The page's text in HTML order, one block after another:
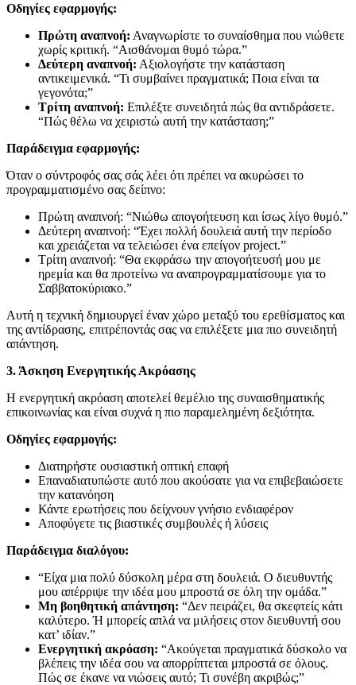
Οδηγίες εφαρμογής:
Πρώτη αναπνοή: Αναγνωρίστε το συναίσθημα που νιώθετε
χωρίς κριτική. “Αισθάνομαι θυμό τώρα.”
Δεύτερη αναπνοή: Αξιολογήστε την κατάσταση
αντικειμενικά. “Τι συμβαίνει πραγματικά; Ποια είναι τα
γεγονότα;”
Τρίτη αναπνοή: Επιλέξτε συνειδητά πώς θα αντιδράσετε.
“Πώς θέλω να χειριστώ αυτή την κατάσταση;”
Παράδειγμα εφαρμογής:
Όταν ο σύντροφός σας σάς λέει ότι πρέπει να ακυρώσει το
προγραμματισμένο σας δείπνο:
Πρώτη αναπνοή: “Νιώθω απογοήτευση και ίσως λίγο θυμό.”
Δεύτερη αναπνοή: “Έχει πολλή δουλειά αυτή την περίοδο
και χρειάζεται να τελειώσει ένα επείγον project.”
Τρίτη αναπνοή: “Θα εκφράσω την απογοήτευσή μου με
ηρεμία και θα προτείνω να αναπρογραμματίσουμε για το
Σαββατοκύριακο.”
Αυτή η τεχνική δημιουργεί έναν χώρο μεταξύ του ερεθίσματος και
της αντίδρασης, επιτρέποντάς σας να επιλέξετε μια πιο συνειδητή
απάντηση.
3. Άσκηση Ενεργητικής Ακρόασης
Η ενεργητική ακρόαση αποτελεί θεμέλιο της συναισθηματικής
επικοινωνίας και είναι συχνά η πιο παραμελημένη δεξιότητα.
Οδηγίες εφαρμογής:
Διατηρήστε ουσιαστική οπτική επαφή
Επαναδιατυπώστε αυτό που ακούσατε για να επιβεβαιώσετε
την κατανόηση
Κάντε ερωτήσεις που δείχνουν γνήσιο ενδιαφέρον
Αποφύγετε τις βιαστικές συμβουλές ή λύσεις
Παράδειγμα διαλόγου:
“Είχα μια πολύ δύσκολη μέρα στη δουλειά. Ο διευθυντής
μου απέρριψε την ιδέα μου μπροστά σε όλη την ομάδα.”
Μη βοηθητική απάντηση: “Δεν πειράζει, θα σκεφτείς κάτι
καλύτερο. Ή μπορείς απλά να μιλήσεις στον διευθυντή σου
κατ’ ιδίαν.”
Ενεργητική ακρόαση: “Ακούγεται πραγματικά δύσκολο να
βλέπεις την ιδέα σου να απορρίπτεται μπροστά σε όλους.
Πώς σε έκανε να νιώσεις αυτό; Τι συνέβη ακριβώς;”